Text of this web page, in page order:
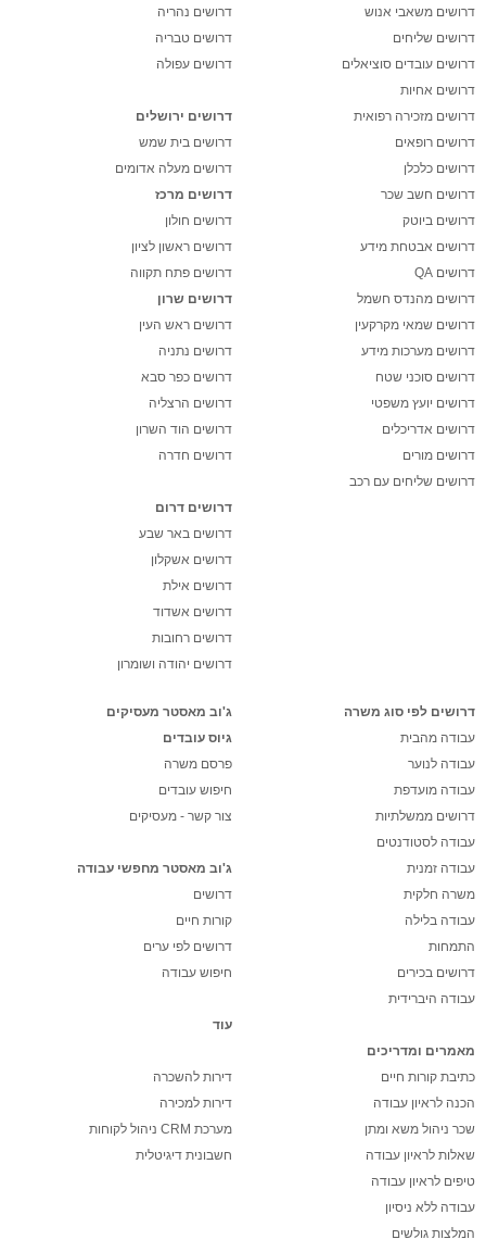
דרושים משאבי אנוש
דרושים שליחים
דרושים עובדים סוציאלים
דרושים אחיות
דרושים מזכירה רפואית
דרושים רופאים
דרושים כלכלן
דרושים חשב שכר
דרושים ביוטק
דרושים אבטחת מידע
דרושים QA
דרושים מהנדס חשמל
דרושים שמאי מקרקעין
דרושים מערכות מידע
דרושים סוכני שטח
דרושים יועץ משפטי
דרושים אדריכלים
דרושים מורים
דרושים שליחים עם רכב
דרושים נהריה
דרושים טבריה
דרושים עפולה
דרושים ירושלים
דרושים בית שמש
דרושים מעלה אדומים
דרושים מרכז
דרושים חולון
דרושים ראשון לציון
דרושים פתח תקווה
דרושים שרון
דרושים ראש העין
דרושים נתניה
דרושים כפר סבא
דרושים הרצליה
דרושים הוד השרון
דרושים חדרה
דרושים דרום
דרושים באר שבע
דרושים אשקלון
דרושים אילת
דרושים אשדוד
דרושים רחובות
דרושים יהודה ושומרון
דרושים לפי סוג משרה
עבודה מהבית
עבודה לנוער
עבודה מועדפת
דרושים ממשלתיות
עבודה לסטודנטים
עבודה זמנית
משרה חלקית
עבודה בלילה
התמחות
דרושים בכירים
עבודה היברידית
מאמרים ומדריכים
כתיבת קורות חיים
הכנה לראיון עבודה
שכר ניהול משא ומתן
שאלות לראיון עבודה
טיפים לראיון עבודה
עבודה ללא ניסיון
המלצות גולשים
ג'וב מאסטר מעסיקים
גיוס עובדים
פרסם משרה
חיפוש עובדים
צור קשר - מעסיקים
ג'וב מאסטר מחפשי עבודה
דרושים
קורות חיים
דרושים לפי ערים
חיפוש עבודה
עוד
דירות להשכרה
דירות למכירה
מערכת CRM ניהול לקוחות
חשבונית דיגיטלית